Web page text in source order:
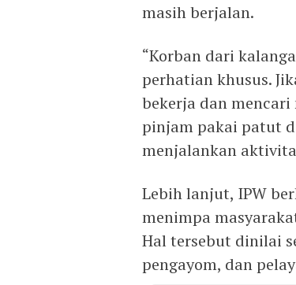
masih berjalan.
“Korban dari
perhatian khusus.
bekerja dan
pinjam pakai patut
menjalankan
Lebih lanjut, IPW
menimpa
Hal tersebut dinilai
pengayom, dan